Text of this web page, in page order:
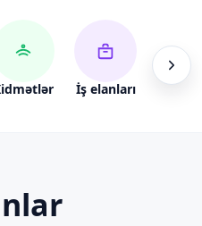
İş elanları Alış-